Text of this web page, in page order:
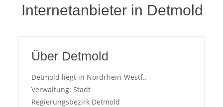
Internetanbieter in Detmold
Über Detmold
Detmold liegt in Nordrhein-Westf..
Verwaltung: Stadt
Regierungsbezirk Detmold